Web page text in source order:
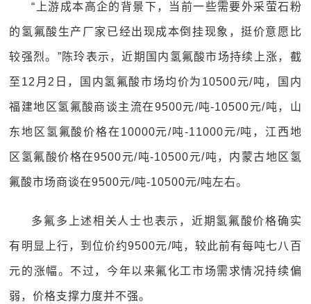
“上游成本高企的背景下，当前一些需要外采萤石粉
的氢氟酸生产厂家已经出现成本倒挂现象，挺价意愿比
较强烈。”陈玲表示，近期国内氢氟酸市场持续上涨，截
至12月2日，国内氢氟酸市场均价为10500元/吨，国内
福建地区氢氟酸商谈主流在9500元/吨-10500元/吨，山
东地区氢氟酸价格在10000元/吨-11000元/吨，江西地
区氢氟酸价格在9500元/吨-10500元/吨，内蒙古地区氢
氟酸市场商谈在9500元/吨-10500元/吨左右。
多氟多上述相关人士也表示，近期氢氟酸价格确实
有明显上行，到位价约9500元/吨，较此前有每吨七八百
元的涨幅。不过，今年以来氟化工市场需求情况持续偏
弱，价格支撑力度并不强。